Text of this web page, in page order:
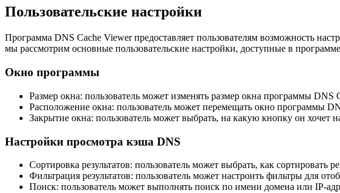
Пользовательские настройки
Программа DNS Cache Viewer предоставляет пользователям возможность
мы рассмотрим основные пользовательские настройки, доступные в
Окно программы
Размер окна: пользователь может изменять размер окна программы
Расположение окна: пользователь может перемещать окно программы
Закрытие окна: пользователь может выбрать, на какую кнопку он хочет
Настройки просмотра кэша DNS
Сортировка результатов: пользователь может выбрать, как
Фильтрация результатов: пользователь может настроить фильтры для
Поиск: пользователь может выполнять поиск по имени домена или IP-